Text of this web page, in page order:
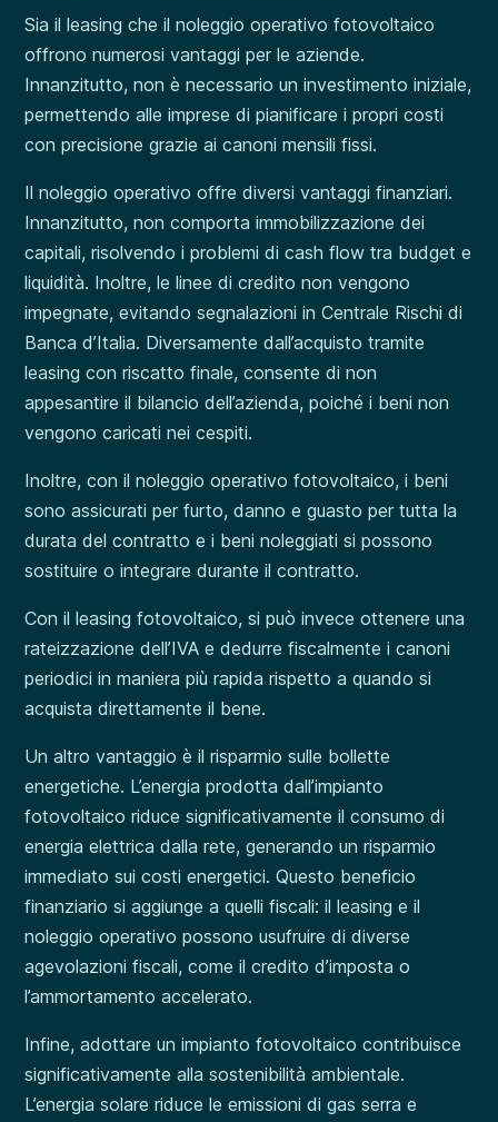
Sia il leasing che il noleggio operativo fotovoltaico
offrono numerosi vantaggi per le aziende.
Innanzitutto, non è necessario un investimento iniziale,
permettendo alle imprese di pianificare i propri costi
con precisione grazie ai canoni mensili fissi.
Il noleggio operativo offre diversi vantaggi finanziari.
Innanzitutto, non comporta immobilizzazione dei
capitali, risolvendo i problemi di cash flow tra budget e
liquidità. Inoltre, le linee di credito non vengono
impegnate, evitando segnalazioni in Centrale Rischi di
Banca d’Italia. Diversamente dall’acquisto tramite
leasing con riscatto finale, consente di non
appesantire il bilancio dell’azienda, poiché i beni non
vengono caricati nei cespiti.
Inoltre, con il noleggio operativo fotovoltaico, i beni
sono assicurati per furto, danno e guasto per tutta la
durata del contratto e i beni noleggiati si possono
sostituire o integrare durante il contratto.
Con il leasing fotovoltaico, si può invece ottenere una
rateizzazione dell’IVA e dedurre fiscalmente i canoni
periodici in maniera più rapida rispetto a quando si
acquista direttamente il bene.
Un altro vantaggio è il risparmio sulle bollette
energetiche. L’energia prodotta dall’impianto
fotovoltaico riduce significativamente il consumo di
energia elettrica dalla rete, generando un risparmio
immediato sui costi energetici. Questo beneficio
finanziario si aggiunge a quelli fiscali: il leasing e il
noleggio operativo possono usufruire di diverse
agevolazioni fiscali, come il credito d’imposta o
l’ammortamento accelerato.
Infine, adottare un impianto fotovoltaico contribuisce
significativamente alla sostenibilità ambientale.
L’energia solare riduce le emissioni di gas serra e